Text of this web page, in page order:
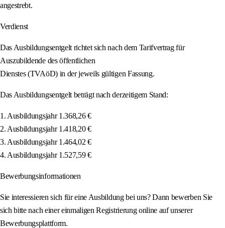
angestrebt.
Verdienst
Das Ausbildungsentgelt richtet sich nach dem Tarifvertrag für
Auszubildende des öffentlichen
Dienstes (TVAöD) in der jeweils gültigen Fassung.
Das Ausbildungsentgelt beträgt nach derzeitigem Stand:
1. Ausbildungsjahr 1.368,26 €
2. Ausbildungsjahr 1.418,20 €
3. Ausbildungsjahr 1.464,02 €
4. Ausbildungsjahr 1.527,59 €
Bewerbungsinformationen
Sie interessieren sich für eine Ausbildung bei uns? Dann bewerben Sie
sich bitte nach einer einmaligen Registrierung online auf unserer
Bewerbungsplattform.